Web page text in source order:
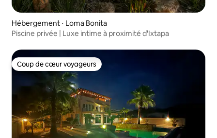
Hébergement ⋅ Loma Bonita
Piscine privée | Luxe intime à proximité d'Ixtapa
Coup de cœur voyageurs
Coup de cœur voyageurs